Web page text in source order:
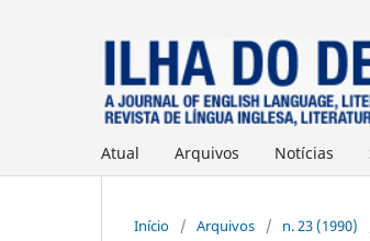
Atual Arquivos Notícias
Início / Arquivos / n. 23 (1990)